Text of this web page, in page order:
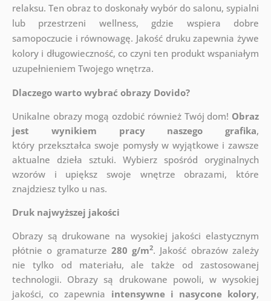
relaksu. Ten obraz to doskonały wybór do salonu, sypialni
lub przestrzeni wellness, gdzie wspiera dobre
samopoczucie i równowagę. Jakość druku zapewnia żywe
kolory i długowieczność, co czyni ten produkt wspaniałym
uzupełnieniem Twojego wnętrza.
Dlaczego warto wybrać obrazy Dovido?
Unikalne obrazy mogą ozdobić również Twój dom! Obraz
jest wynikiem pracy naszego grafika,
który przekształca swoje pomysły w wyjątkowe i zawsze
aktualne dzieła sztuki. Wybierz spośród oryginalnych
wzorów i upiększ swoje wnętrze obrazami, które
znajdziesz tylko u nas.
Druk najwyższej jakości
Obrazy są drukowane na wysokiej jakości elastycznym
płótnie o gramaturze 280 g/m2. Jakość obrazów zależy
nie tylko od materiału, ale także od zastosowanej
technologii. Obrazy są drukowane powoli, w wysokiej
jakości, co zapewnia intensywne i nasycone kolory,